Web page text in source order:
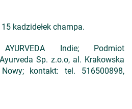
15 kadzidełek champa.
Indie; Podmiot
Sp. z.o.o, al. Krakowska
kontakt: tel. 516500898,